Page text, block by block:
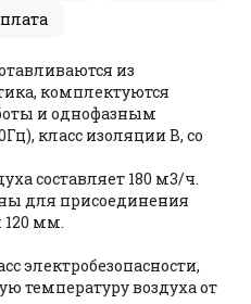
из
комплектуются
и однофазным
класс изоляции В, со
составляет 180 м3/ч.
для присоединения
120 мм.
электробезопасности,
температуру воздуха от